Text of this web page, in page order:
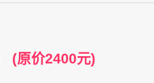
(原价2400元)